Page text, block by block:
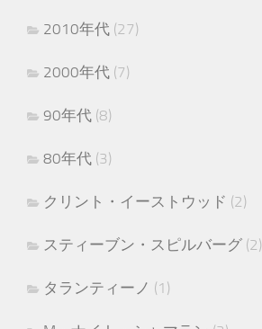
2010年代 (27)
2000年代 (7)
90年代 (8)
80年代 (3)
クリント・イーストウッド (2)
スティーブン・スピルバーグ (2)
タランティーノ (1)